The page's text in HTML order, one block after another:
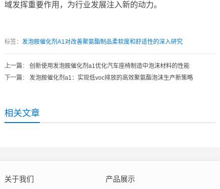
域发挥重要作用，为行业发展注入新的动力。
标签： 发泡胺催化剂A1对改善聚氨酯制品柔软度和舒适性的深入研究
上一篇： 创新使用发泡胺催化剂a1优化汽车座椅制造中泡沫材料的性能
下一篇： 发泡胺催化剂a1：实现低voc排放的高效聚氨酯泡沫生产新策略
相关文章
关于我们 产品展示